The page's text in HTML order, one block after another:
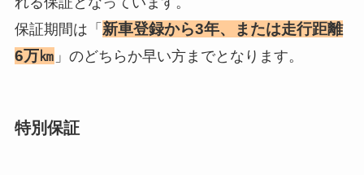
保証期間は「 新車登録から3年、または走行距離
6万㎞ 」のどちらか早い方までとなります。
特別保証